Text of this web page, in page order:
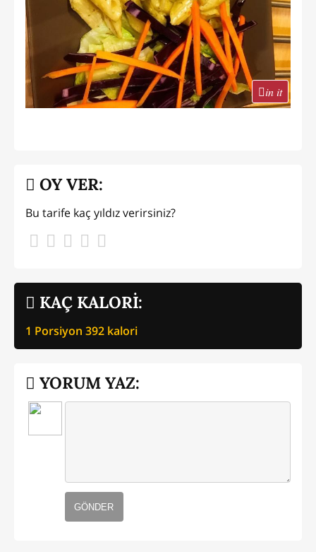
in it
KAÇ KALORİ:
1 Porsiyon 392 kalori
OY VER:
Bu tarife kaç yıldız verirsiniz?
YORUM YAZ:
GÖNDER